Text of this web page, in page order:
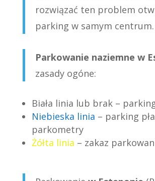
rozwiązać ten problem
parking w samym centrum.
Parkowanie naziemne w
zasady ogóne:
Biała linia lub brak –
Niebieska linia – parking
parkometry
Żółta linia – zakaz